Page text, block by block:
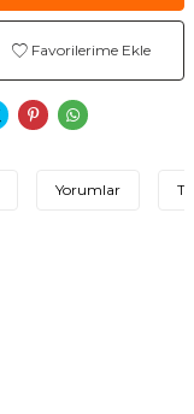
Favorilerime Ekle
Yorumlar